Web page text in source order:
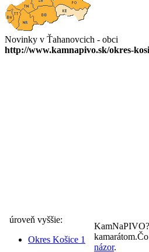
Novinky v Ťahanovcich - obci
http://www.kamnapivo.sk/okres-
úroveň vyššie:
Okres Košice 1
názor.